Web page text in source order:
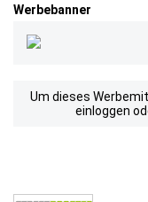
Werbebanner
Um dieses
einloggen